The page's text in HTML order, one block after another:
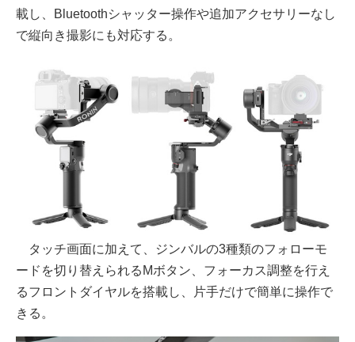
載し、Bluetoothシャッター操作や追加アクセサリーなし
で縦向き撮影にも対応する。
タッチ画面に加えて、ジンバルの3種類のフォローモ
ードを切り替えられるMボタン、フォーカス調整を行え
るフロントダイヤルを搭載し、片手だけで簡単に操作で
きる。